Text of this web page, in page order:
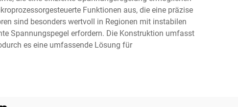
Funktionen aus, die eine präzise
sind besonders wertvoll in Regionen mit instabilen
Spannungspegel erfordern. Die Konstruktion umfasst
es eine umfassende Lösung für